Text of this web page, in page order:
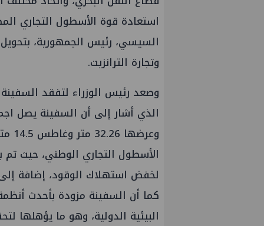
استعادة قوة الأسطول التجاري
السيسي، رئيس الجمهورية،
وتجارة الترانزيت.
وصعد رئيس الوزراء لتفقد
الأسطول التجاري الوطني، حيث تم
كما أن السفينة مزودة بأحدث
البيئية الدولية، وهو ما